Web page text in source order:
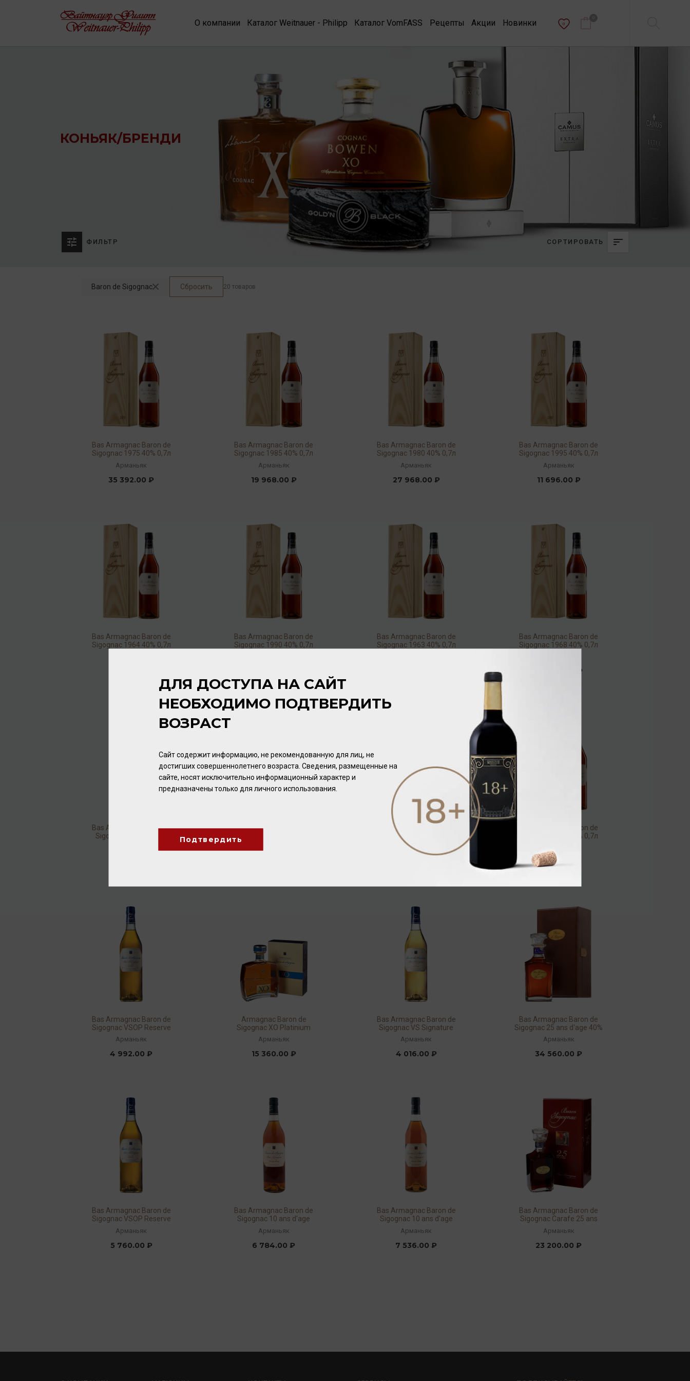
О компании Каталог Weitnauer - Philipp Каталог VomFASS Рецепты Акции Новинки 0
КОНЬЯК/БРЕНДИ
ФИЛЬТР СОРТИРОВАТЬ
Baron de Sigognac Сбросить 20 товаров
Bas Armagnac Baron de
Sigognac 1975 40% 0,7л
(wood.box)
Арманьяк
35 392.00 ₽
Bas Armagnac Baron de
Sigognac 1985 40% 0,7л
(wood.box)
Арманьяк
19 968.00 ₽
Bas Armagnac Baron de
Sigognac 1980 40% 0,7л
(wood.box)
Арманьяк
27 968.00 ₽
Bas Armagnac Baron de
Sigognac 1995 40% 0,7л
(wood.box)
Арманьяк
11 696.00 ₽
Bas Armagnac Baron de
Sigognac 1964 40% 0,7л
Bas Armagnac Baron de
Sigognac 1990 40% 0,7л
Bas Armagnac Baron de
Sigognac 1963 40% 0,7л
Bas Armagnac Baron de
Sigognac 1968 40% 0,7л
46 976.00 ₽
Bas Armagnac Baron de
Sigognac VS 40% 0,5л
Bas Armagnac Baron de
Bas Armagnac Baron de
Sigognac 1962 40% 0,7л
(wood.box)
Арманьяк
Bas Armagnac Baron de
Sigognac 1961 40% 0,7л
55 360.00 ₽
Bas Armagnac Baron de
Sigognac VSOP Reserve
40% 0,7л
Арманьяк
4 992.00 ₽
Armagnac Baron de
Sigognac XO Platinium
40% 0,7л
Арманьяк
15 360.00 ₽
Bas Armagnac Baron de
Sigognac VS Signature
40% 0,7л
Арманьяк
4 016.00 ₽
Bas Armagnac Baron de
Sigognac 25 ans d'age 40%
0,7л GP (coffret)
Арманьяк
34 560.00 ₽
Bas Armagnac Baron de
Sigognac VSOP Reserve
40% 0,7л (giftbox)
Арманьяк
5 760.00 ₽
Bas Armagnac Baron de
Sigognac 10 ans d'age
Excellence 40% 0,7л
Арманьяк
6 784.00 ₽
Bas Armagnac Baron de
Sigognac 10 ans d'age
Excellence 40% 0,7л
(giftbox)
Арманьяк
7 536.00 ₽
Bas Armagnac Baron de
Sigognac Carafe 25 ans
d'age 40% 0,7л GP (etui)
Арманьяк
23 200.00 ₽
ДЛЯ ДОСТУПА НА САЙТ
НЕОБХОДИМО ПОДТВЕРДИТЬ
ВОЗРАСТ
Сайт содержит информацию, не рекомендованную для лиц, не
достигших совершеннолетнего возраста. Сведения, размещенные на
сайте, носят исключительно информационный характер и
предназначены только для личного использования.
Подтвердить